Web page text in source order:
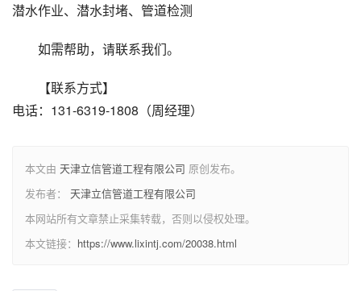
潜水作业、潜水封堵、管道检测
如需帮助，请联系我们。
【联系方式】
电话：131-6319-1808（周经理）
本文由 天津立信管道工程有限公司 原创发布。
发布者： 天津立信管道工程有限公司
本网站所有文章禁止采集转载，否则以侵权处理。
本文链接： https://www.lixintj.com/20038.html